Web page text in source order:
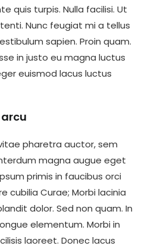
quis turpis. Nulla facilisi. Ut
Nunc feugiat mi a tellus
sapien. Proin quam.
in justo eu magna luctus
euismod lacus luctus
pharetra auctor, sem
magna augue eget
primis in faucibus orci
cubilia Curae; Morbi lacinia
dolor. Sed non quam. In
elementum. Morbi in
laoreet. Donec lacus